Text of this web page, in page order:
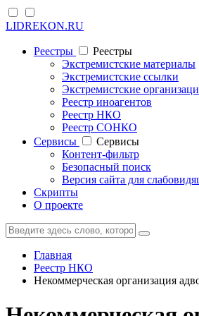
LIDREKON.RU
Реестры
Реестры
Экстремистские материалы
Экстремистские ссылки
Экстремистские
Реестр иноагентов
Реестр НКО
Реестр СОНКО
Cервисы
Cервисы
Контент-фильтр
Безопасный поиск
Версия сайта для
Скрипты
О проекте
Главная
Реестр НКО
Некоммерческая организация